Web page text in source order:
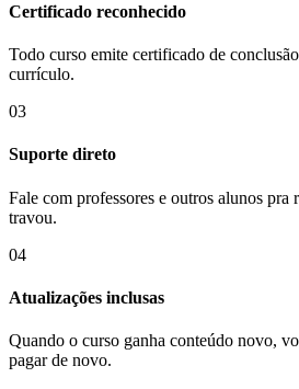
Certificado reconhecido
Todo curso emite certificado de
currículo.
03
Suporte direto
Fale com professores e outros alunos pra
travou.
04
Atualizações inclusas
Quando o curso ganha conteúdo novo,
pagar de novo.